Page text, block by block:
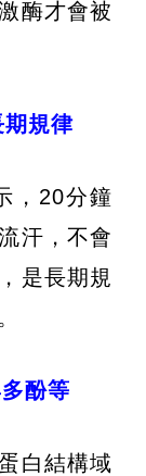
酶才會被
規律
，20分鐘
汗，不會
是長期規
酚等
白結構域